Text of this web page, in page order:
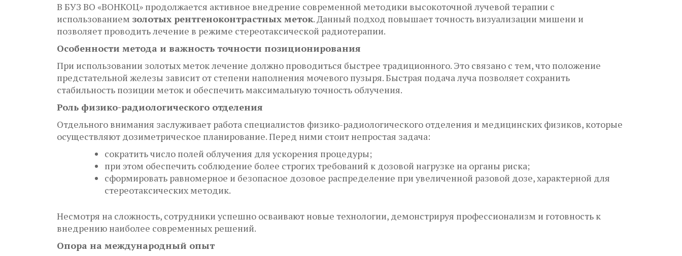
В БУЗ ВО «ВОНКОЦ» продолжается активное внедрение современной методики высокоточной лучевой терапии с
использованием золотых рентгеноконтрастных меток. Данный подход повышает точность визуализации мишени и
позволяет проводить лечение в режиме стереотаксической радиотерапии.
Особенности метода и важность точности позиционирования
При использовании золотых меток лечение должно проводиться быстрее традиционного. Это связано с тем, что положение
предстательной железы зависит от степени наполнения мочевого пузыря. Быстрая подача луча позволяет сохранить
стабильность позиции меток и обеспечить максимальную точность облучения.
Роль физико-радиологического отделения
Отдельного внимания заслуживает работа специалистов физико-радиологического отделения и медицинских физиков, которые
осуществляют дозиметрическое планирование. Перед ними стоит непростая задача:
сократить число полей облучения для ускорения процедуры;
при этом обеспечить соблюдение более строгих требований к дозовой нагрузке на органы риска;
сформировать равномерное и безопасное дозовое распределение при увеличенной разовой дозе, характерной для
стереотаксических методик.
Несмотря на сложность, сотрудники успешно осваивают новые технологии, демонстрируя профессионализм и готовность к
внедрению наиболее современных решений.
Опора на международный опыт